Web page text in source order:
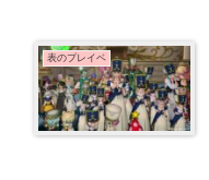
表のプレイベ